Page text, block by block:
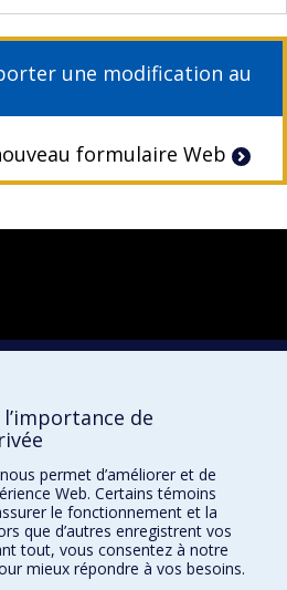
une modification au
formulaire Web
de
permet d’améliorer et de
Web. Certains témoins
le fonctionnement et la
que d’autres enregistrent vos
tout, vous consentez à notre
mieux répondre à vos besoins.